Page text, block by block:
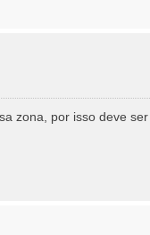
zona, por isso deve